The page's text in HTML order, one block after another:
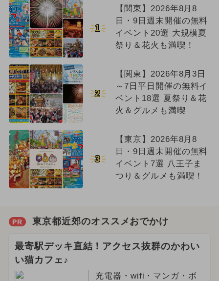
1
【関東】2026年8月8
日・9日週末開催の無料
イベント20選 大規模夏
祭り＆花火も満喫！
2
【関東】2026年8月3日
～7日平日開催の無料イ
ベント18選 夏祭り＆花
火＆グルメも満喫
3
【東京】2026年8月8
日・9日週末開催の無料
イベント7選 八王子ま
つり＆グルメも満喫！
PR 東京都近郊のオススメおでかけ
最寄駅デッキ直結！アクセス抜群のかわい
い猫カフェ♪
充電器・wifi・マンガ・ボ